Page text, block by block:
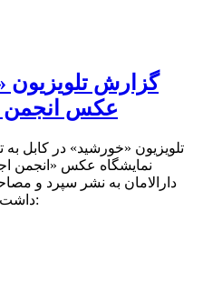
گزارش تلویزیون
عکس انجمن
نمایشگاه عکس «انجمن
دارالامان به نشر سپرد و
داشت که در ذیل کلپ آنرا دیده می‌توانید: